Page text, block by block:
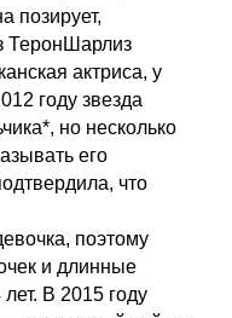
позирует,
ТеронШарлиз
актриса, у
году звезда
но несколько
его
что
поэтому
и длинные
В 2015 году